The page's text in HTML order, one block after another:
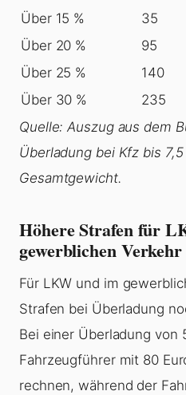
Über 15 %
35
Über 20 %
95
Über 25 %
140
Über 30 %
235
Quelle: Auszug aus dem
Überladung bei Kfz bis
Gesamtgewicht.
Höhere Strafen für
gewerblichen Verkehr
Für LKW und im
Strafen bei Überladung
Bei einer Überladung von
Fahrzeugführer mit 80
rechnen, während der